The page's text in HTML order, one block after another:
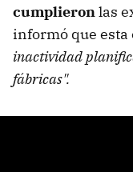
cumplieronlas
informó que esta
inactividad
fábricas".